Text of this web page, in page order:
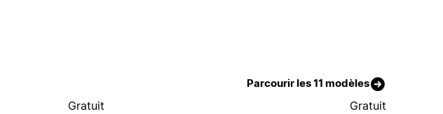
Parcourir les 11 modèles
Gratuit Gratuit